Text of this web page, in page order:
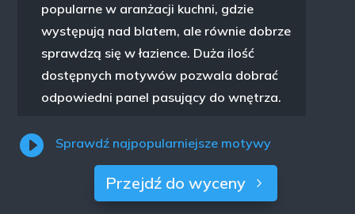
popularne w aranżacji kuchni, gdzie
występują nad blatem, ale równie dobrze
sprawdzą się w łazience. Duża ilość
dostępnych motywów pozwala dobrać
odpowiedni panel pasujący do wnętrza.
 Sprawdź najpopularniejsze motywy
Przejdź do wyceny